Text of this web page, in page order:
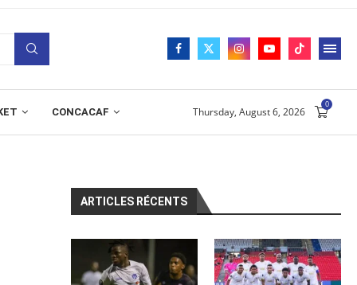
CONCACAF Thursday, August 6, 2026
0
ARTICLES RÉCENTS